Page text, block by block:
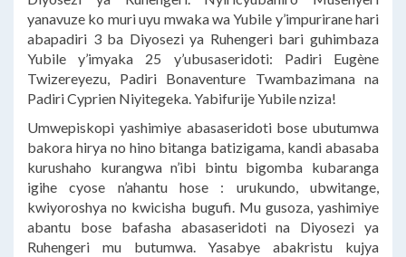
yanavuze ko muri uyu mwaka wa Yubile y’impurirane hari
abapadiri 3 ba Diyosezi ya Ruhengeri bari guhimbaza
Yubile y’imyaka 25 y’ubusaseridoti: Padiri Eugène
Twizereyezu, Padiri Bonaventure Twambazimana na
Padiri Cyprien Niyitegeka. Yabifurije Yubile nziza!
Umwepiskopi yashimiye abasaseridoti bose ubutumwa
bakora hirya no hino bitanga batizigama, kandi abasaba
kurushaho kurangwa n’ibi bintu bigomba kubaranga
igihe cyose n’ahantu hose : urukundo, ubwitange,
kwiyoroshya no kwicisha bugufi. Mu gusoza, yashimiye
abantu bose bafasha abasaseridoti na Diyosezi ya
Ruhengeri mu butumwa. Yasabye abakristu kujya